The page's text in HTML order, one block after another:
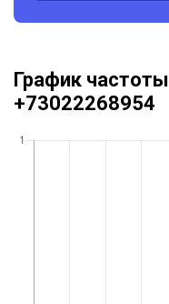
График
+73022268954